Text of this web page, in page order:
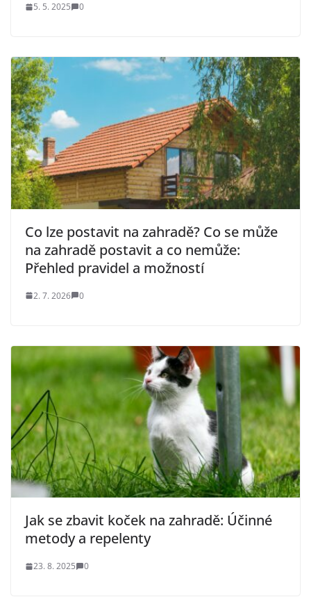
5. 5. 2025 0
Co lze postavit na zahradě? Co se může
na zahradě postavit a co nemůže:
Přehled pravidel a možností
2. 7. 2026 0
Jak se zbavit koček na zahradě: Účinné
metody a repelenty
23. 8. 2025 0